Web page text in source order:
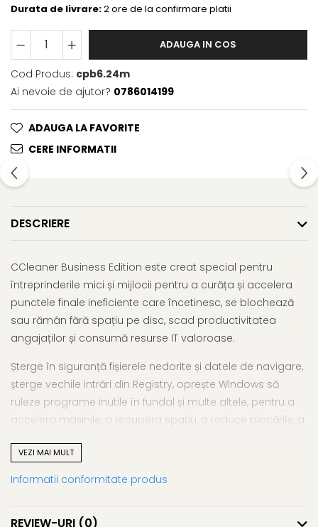
Durata de livrare:2 ore de la confirmare platii
ADAUGA IN COS
Cod Produs: cpb6.24m
Ai nevoie de ajutor? 0786014199
ADAUGA LA FAVORITE
CERE INFORMATII
DESCRIERE
CCleaner Business Edition este creat special pentru
întreprinderile mici și mijlocii pentru a curăța și accelera
punctele finale ineficiente care încetinesc, se blochează
sau rămân fără spațiu pe disc, scad productivitatea
angajaților și consumă resurse IT valoroase.
Șterge în siguranță fișierele nedorite și datele de navigare,
șterge vechile intrări din Registry, oprește Windows să
ruleze programe inutile în fundal și multe altele, pentru a
accelera mașinile, a recupera spațiu, a reduce blocările, a
securității.
Adăugați CCleaner Business la oferta dvs. actuală și oferiți
sigure, care funcționează mai bine, pentru mai mult timp.
VEZI MAI MULT
Informatii conformitate produs
REVIEW-URI (0)